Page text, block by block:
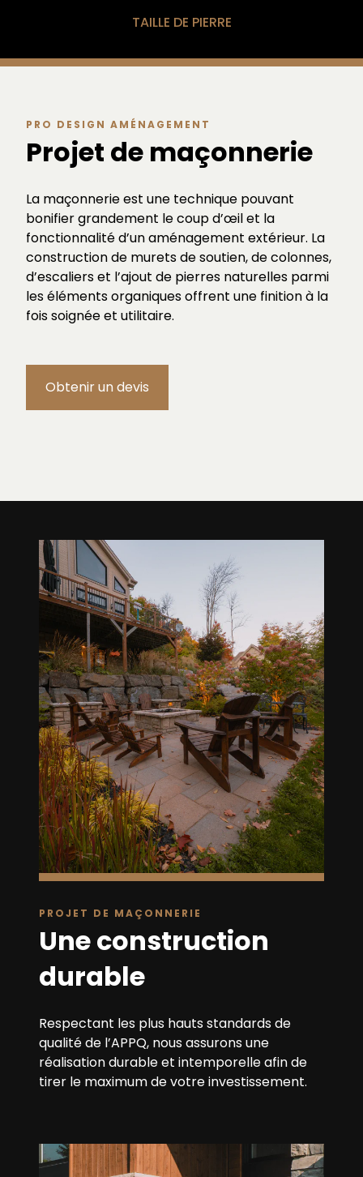
TAILLE DE PIERRE
PRO DESIGN AMÉNAGEMENT
Projet de maçonnerie
La maçonnerie est une technique pouvant
bonifier grandement le coup d’œil et la
fonctionnalité d’un aménagement extérieur. La
construction de murets de soutien, de colonnes,
d’escaliers et l’ajout de pierres naturelles parmi
les éléments organiques offrent une finition à la
fois soignée et utilitaire.
Obtenir un devis
PROJET DE MAÇONNERIE
Une construction
durable
Respectant les plus hauts standards de
qualité de l’APPQ, nous assurons une
réalisation durable et intemporelle afin de
tirer le maximum de votre investissement.